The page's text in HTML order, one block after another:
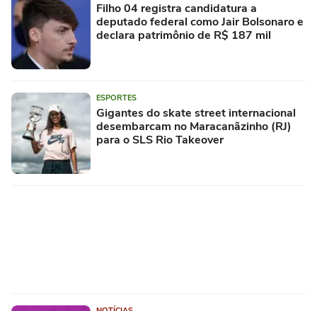
Filho 04 registra candidatura a
deputado federal como Jair Bolsonaro e
declara patrimônio de R$ 187 mil
ESPORTES
Gigantes do skate street internacional
desembarcam no Maracanãzinho (RJ)
para o SLS Rio Takeover